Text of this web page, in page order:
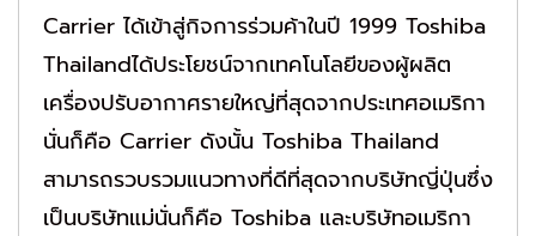
Carrier ได้เข้าสู่กิจการร่วมค้าในปี 1999 Toshiba
Thailandได้ประโยชน์จากเทคโนโลยีของผู้ผลิต
เครื่องปรับอากาศรายใหญ่ที่สุดจากประเทศอเมริกา
นั่นก็คือ Carrier ดังนั้น Toshiba Thailand
สามารถรวบรวมแนวทางที่ดีที่สุดจากบริษัทญี่ปุ่นซึ่ง
เป็นบริษัทแม่นั่นก็คือ Toshiba และบริษัทอเมริกา